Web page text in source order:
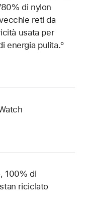
di nylon
reti da
usata per
energia pulita.º
100% di
riciclato